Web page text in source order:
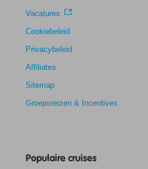
Vacatures
Cookiebeleid
Privacybeleid
Affiliates
Sitemap
Groepsreizen & Incentives
Populaire cruises